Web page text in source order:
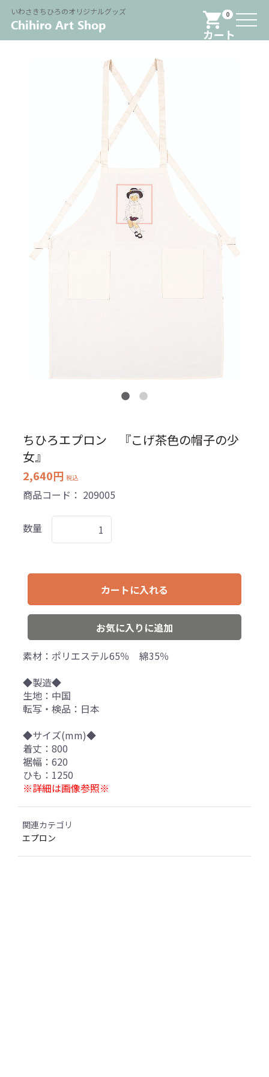
0
カート
いわさきちひろのオリジナルグッズ Menu
ちひろエプロン 『こげ茶色の帽子の少
女』
2,640円 税込
商品コード： 209005
数量
カートに入れる
お気に入りに追加
素材：ポリエステル65％ 綿35％
◆製造◆
生地：中国
転写・検品：日本
◆サイズ(mm)◆
着丈：800
裾幅：620
ひも：1250
※詳細は画像参照※
関連カテゴリ
エプロン